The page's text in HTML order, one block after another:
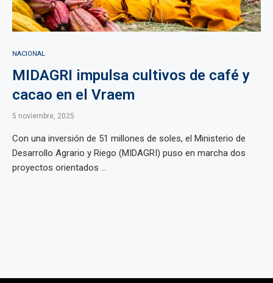
NACIONAL
MIDAGRI impulsa cultivos de café y
cacao en el Vraem
5 noviembre, 2025
Con una inversión de 51 millones de soles, el Ministerio de
Desarrollo Agrario y Riego (MIDAGRI) puso en marcha dos
proyectos orientados ...